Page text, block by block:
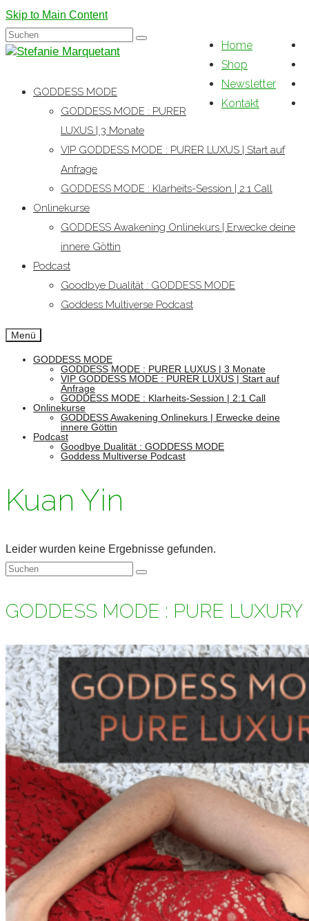
Skip to Main Content
Home
Shop
Newsletter
Kontakt
Suchen
nach:
GODDESS MODE
GODDESS MODE : PURER
LUXUS | 3 Monate
VIP GODDESS MODE : PURER LUXUS | Start auf
Anfrage
GODDESS MODE : Klarheits-Session | 2:1 Call
Onlinekurse
GODDESS Awakening Onlinekurs | Erwecke deine
innere Göttin
Podcast
Goodbye Dualität : GODDESS MODE
Goddess Multiverse Podcast
Menü
GODDESS MODE
GODDESS MODE : PURER LUXUS | 3 Monate
VIP GODDESS MODE : PURER LUXUS | Start auf
Anfrage
GODDESS MODE : Klarheits-Session | 2:1 Call
Onlinekurse
GODDESS Awakening Onlinekurs | Erwecke deine
innere Göttin
Podcast
Goodbye Dualität : GODDESS MODE
Goddess Multiverse Podcast
Kuan Yin
Leider wurden keine Ergebnisse gefunden.
Suchen
GODDESS MODE : PURE LUXURY